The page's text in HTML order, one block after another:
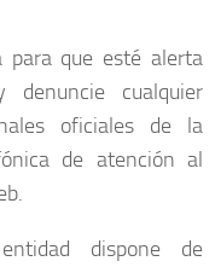
para que esté alerta
denuncie cualquier
oficiales de la
de atención al
dispone de